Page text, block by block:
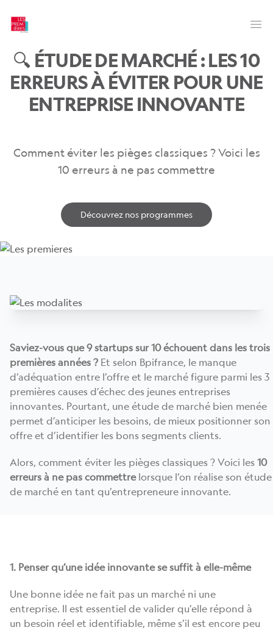
Les Premières
🔍 ÉTUDE DE MARCHÉ : LES 10
ERREURS À ÉVITER POUR UNE
ENTREPRISE INNOVANTE
Comment éviter les pièges classiques ? Voici les
10 erreurs à ne pas commettre
Découvrez nos programmes
Saviez-vous que 9 startups sur 10 échouent dans les trois
premières années ? Et selon Bpifrance, le manque
d’adéquation entre l’offre et le marché figure parmi les 3
premières causes d’échec des jeunes entreprises
innovantes. Pourtant, une étude de marché bien menée
permet d’anticiper les besoins, de mieux positionner son
offre et d’identifier les bons segments clients.
Alors, comment éviter les pièges classiques ? Voici les 10
erreurs à ne pas commettrelorsque l’on réalise son étude
de marché en tant qu’entrepreneure innovante.
1. Penser qu’une idée innovante se suffit à elle-même
Une bonne idée ne fait pas un marché ni une
entreprise. Il est essentiel de valider qu’elle répond à
un besoin réel et identifiable, même s’il est encore peu